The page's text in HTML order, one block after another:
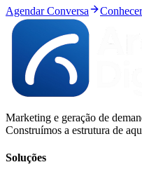
Agendar Conversa
Marketing e geração de
Construímos a estrutura de
Soluções